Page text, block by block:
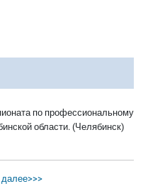
по профессиональному
области. (Челябинск)
далее>>>